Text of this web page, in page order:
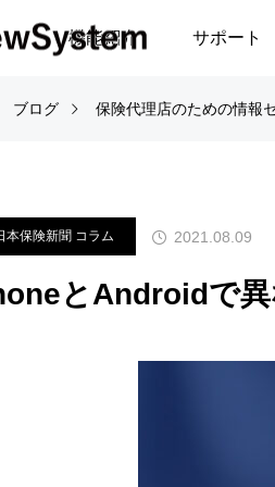
機能紹介 サポート
ブログ 保険代理店のための情報
本保険新聞 コラム 2021.08.09
とAndroidで